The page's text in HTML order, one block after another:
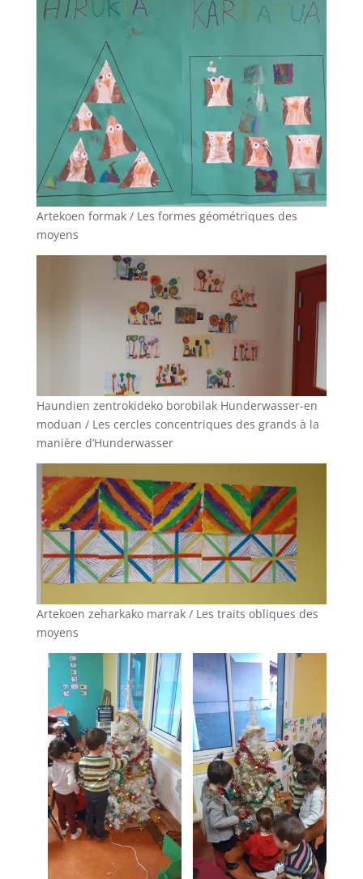
Artekoen formak / Les formes géométriques des
moyens
Haundien zentrokideko borobilak Hunderwasser-en
moduan / Les cercles concentriques des grands à la
manière d’Hunderwasser
Artekoen zeharkako marrak / Les traits obliques des
moyens